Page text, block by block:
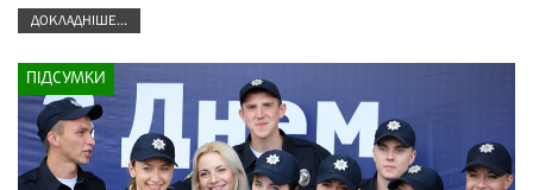
ДОКЛАДНІШЕ...
ПІДСУМКИ